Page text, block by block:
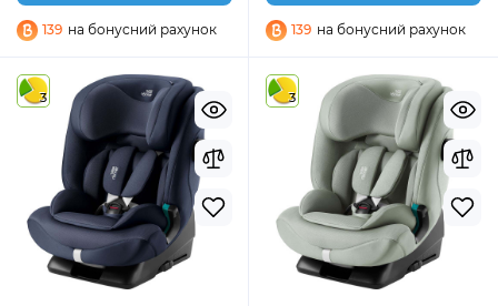
139 на бонусний рахунок 139 на бонусний рахунок
3 3